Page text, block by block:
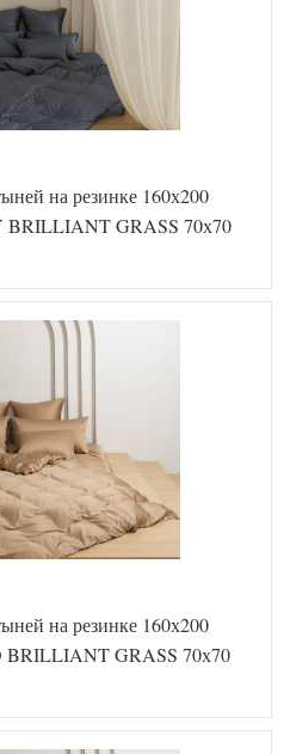
на резинке 160х200
GRASS 70х70
на резинке 160х200
GRASS 70х70